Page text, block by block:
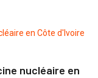
nucléaire en